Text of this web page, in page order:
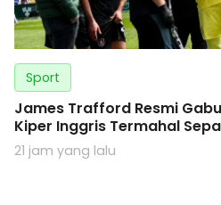
Sport
James Trafford Resmi
Kiper Inggris Termahal
21 jam yang lalu